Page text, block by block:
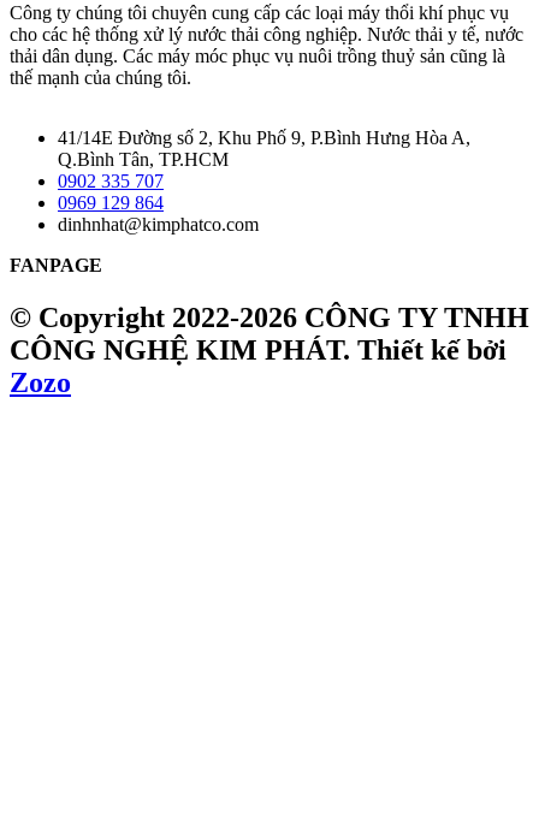
Công ty chúng tôi chuyên cung cấp các loại máy thổi khí phục vụ
cho các hệ thống xử lý nước thải công nghiệp. Nước thải y tế, nước
thải dân dụng. Các máy móc phục vụ nuôi trồng thuỷ sản cũng là
thế mạnh của chúng tôi.
41/14E Đường số 2, Khu Phố 9, P.Bình Hưng Hòa A,
Q.Bình Tân, TP.HCM
0902 335 707
0969 129 864
dinhnhat@kimphatco.com
FANPAGE
© Copyright 2022-2026 CÔNG TY TNHH
CÔNG NGHỆ KIM PHÁT. Thiết kế bởi
Zozo